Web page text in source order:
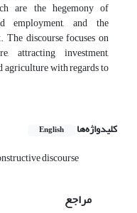
are the hegemony of
employment, and the
discourse focuses on
attracting investment,
agriculture with regards to
کلیدواژه‌ها English
discourse
مراجع